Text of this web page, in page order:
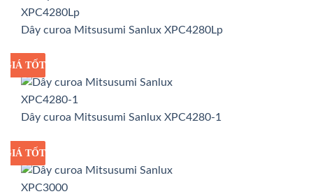
Dây curoa Mitsusumi Sanlux XPC4280Lp
GIÁ SỈ
GIÁ TỐT
Dây curoa Mitsusumi Sanlux XPC4280-1
GIÁ SỈ
GIÁ TỐT